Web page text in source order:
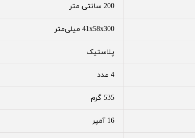
200 سانتی متر
41x58x300 میلی‌متر
پلاستیک
4 عدد
535 گرم
16 آمپر